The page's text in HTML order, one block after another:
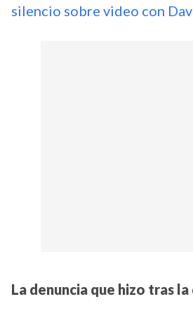
silencio sobre video con
La denuncia que hizo tras